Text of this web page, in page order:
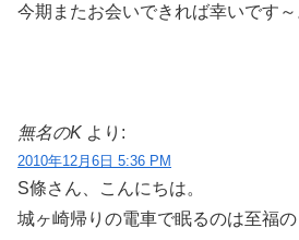
今期またお会いできれば幸いです～
無名のK より:
2010年12月6日 5:36 PM
S條さん、こんにちは。
城ヶ崎帰りの電車で眠るのは至福の